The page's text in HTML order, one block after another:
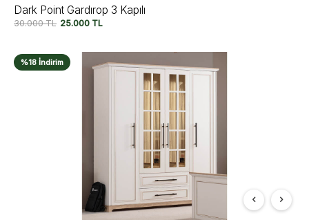
Dark Point Gardırop 3 Kapılı
30.000TL 25.000 TL
%18 İndirim